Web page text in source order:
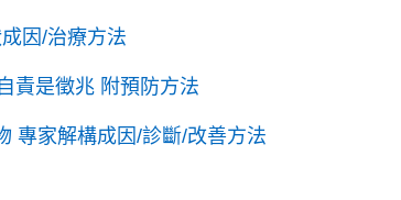
因/治療方法
責是徵兆 附預防方法
專家解構成因/診斷/改善方法